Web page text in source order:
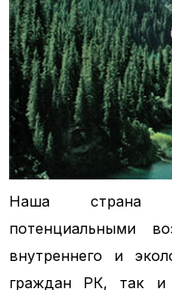
Наша страна
потенциальными
внутреннего и
граждан РК, так и